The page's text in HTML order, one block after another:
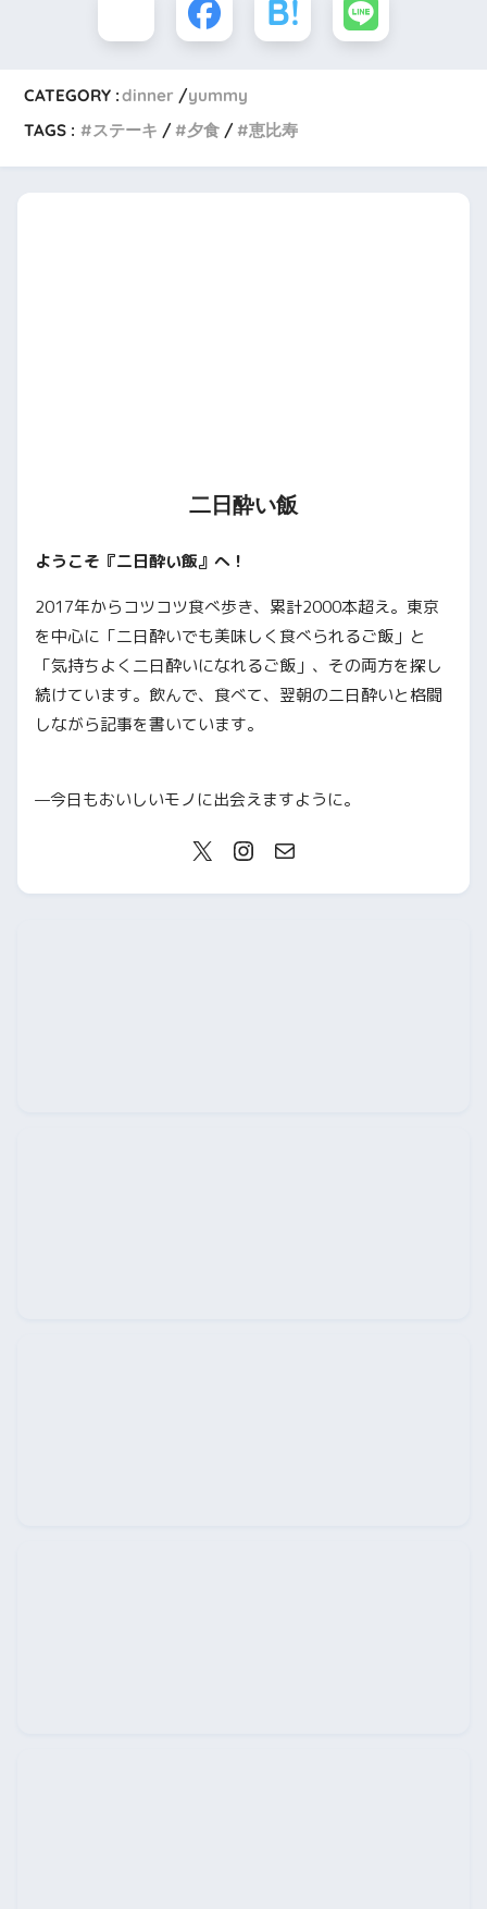
CATEGORY :dinner
yummy
TAGS :
ステーキ 夕食 恵比寿
二日酔い飯
ようこそ『二日酔い飯』へ！
2017年からコツコツ食べ歩き、累計2000本超え。東京
を中心に「二日酔いでも美味しく食べられるご飯」と
「気持ちよく二日酔いになれるご飯」、その両方を探し
続けています。飲んで、食べて、翌朝の二日酔いと格闘
しながら記事を書いています。
—今日もおいしいモノに出会えますように。